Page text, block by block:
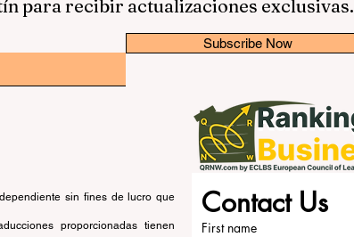
para recibir actualizaciones exclusivas.
Subscribe Now
sin fines de lucro que
proporcionadas tienen
Contact Us
First name